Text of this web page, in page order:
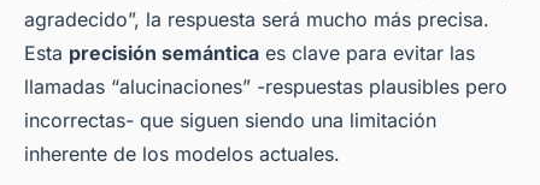
agradecido”, la respuesta será mucho más precisa.
Esta precisión semántica es clave para evitar las
llamadas “alucinaciones” -respuestas plausibles pero
incorrectas- que siguen siendo una limitación
inherente de los modelos actuales.